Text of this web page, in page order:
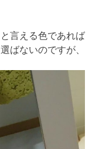
言える色であれば
ばないのですが、